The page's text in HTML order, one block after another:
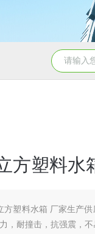
50吨pe塑料水箱储水罐
方塑料水
方塑料水箱 厂家生产
，耐撞击，抗强震，